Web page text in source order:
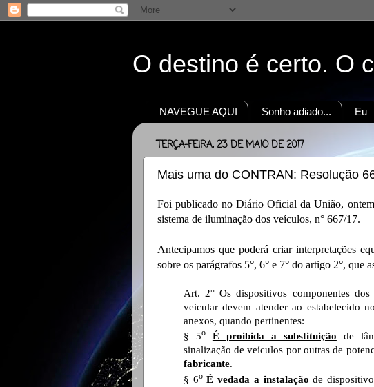
O destino é certo. O
NAVEGUE AQUI Sonho adiado... Eu
TERÇA-FEIRA, 23 DE MAIO DE 2017
Mais uma do CONTRAN: Resolução
Foi publicado no Diário Oficial da União,
sistema de iluminação dos veículos, n° 667/17.
Antecipamos que poderá criar interpretações
sobre os parágrafos 5°, 6° e 7° do artigo 2°, que
Art. 2° Os dispositivos componentes
veicular devem atender ao estabelecido
anexos, quando pertinentes:
§ 5o É proibida a substituição de
sinalização de veículos por outras de
fabricante.
§ 6o É vedada a instalação de